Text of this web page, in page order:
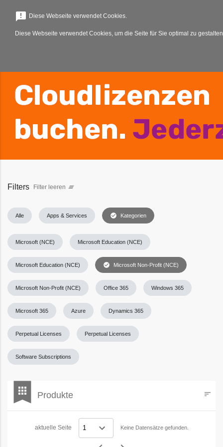
menu
Filters Filter leeren clear_all
Alle Apps & Services check_circle Kategorien
Microsoft (NCE) Microsoft Education (NCE)
Microsoft Education (NCE) check_circle Microsoft Non-Profit (NCE)
Microsoft Non-Profit (NCE) Office 365 Windows 365
Microsoft 365 Azure Dynamics 365
Perpetual Licenses Perpetual Licenses
Software Subscriptions
bookmark
apps Produkte sort
aktuelle Seite Keine Datensätze gefunden.
announcement Diese Webseite verwendet Cookies.
Diese Webseite verwendet Cookies, um die Seite für Sie optimal zu